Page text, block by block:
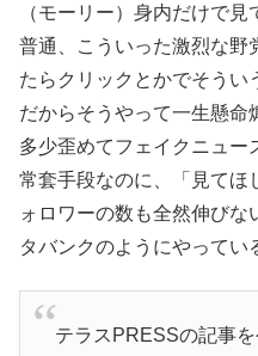
（モーリー）身内だけで見
普通、こういった激烈な野
たらクリックとかでそうい
だからそうやって一生懸命
多少歪めてフェイクニュー
常套手段なのに、「見てほ
ォロワーの数も全然伸び
タバンクのようにやってい
テラスPRESSの記事